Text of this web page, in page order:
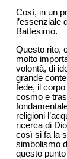
Così, in un
Battesimo.
Questo rito,
molto
volontà, di
grande
fede, il
cosmo e
religioni
ricerca di
così si fa la
simbolismo
questo